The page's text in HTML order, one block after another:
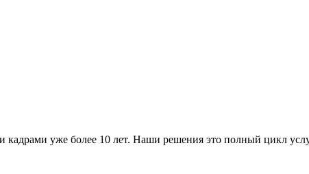
уже более 10 лет. Наши решения это полный цикл